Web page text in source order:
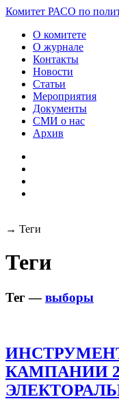
Комитет РАСО по
О комитете
О журнале
Контакты
Новости
Статьи
Мероприятия
Документы
СМИ о нас
Архив
→ Теги
Теги
Тег —выборы
КАМПАНИИ